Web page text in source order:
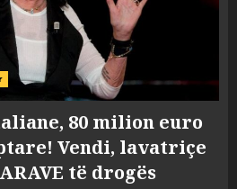
80 milion euro
Vendi, lavatriçe
të drogës